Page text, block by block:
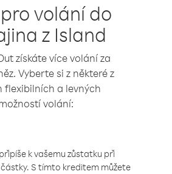
volání do
z Island
získáte více volání za
Vyberte si z některé z
flexibilních a levných
volání:
k vašemu zůstatku při
S tímto kreditem můžete